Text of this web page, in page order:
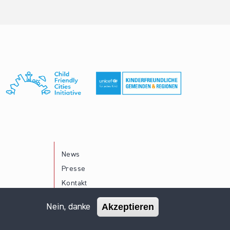
News
Presse
Kontakt
Impressum Datenschutz
Nein, danke Akzeptieren